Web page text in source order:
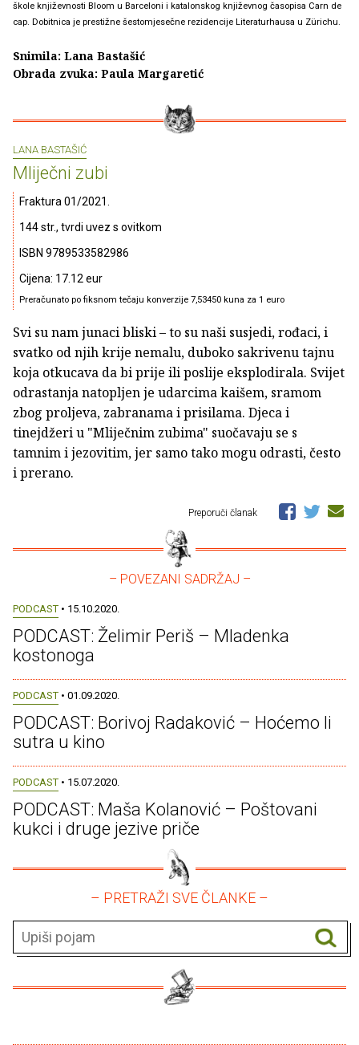
škole književnosti Bloom u Barceloni i katalonskog književnog časopisa Carn de
cap. Dobitnica je prestižne šestomjesečne rezidencije Literaturhausa u Zürichu.
Snimila: Lana Bastašić
Obrada zvuka: Paula Margaretić
LANA BASTAŠIĆ
Mliječni zubi
Fraktura 01/2021.
144 str., tvrdi uvez s ovitkom
ISBN 9789533582986
Cijena: 17.12 eur
Preračunato po fiksnom tečaju konverzije 7,53450 kuna za 1 euro
Svi su nam junaci bliski – to su naši susjedi, rođaci, i
svatko od njih krije nemalu, duboko sakrivenu tajnu
koja otkucava da bi prije ili poslije eksplodirala. Svijet
odrastanja natopljen je udarcima kaišem, sramom
zbog proljeva, zabranama i prisilama. Djeca i
tinejdžeri u "Mliječnim zubima" suočavaju se s
tamnim i jezovitim, jer samo tako mogu odrasti, često
i prerano.
Preporuči članak
– POVEZANI SADRŽAJ –
PODCAST • 15.10.2020.
PODCAST: Želimir Periš – Mladenka
kostonoga
PODCAST • 01.09.2020.
PODCAST: Borivoj Radaković – Hoćemo li
sutra u kino
PODCAST • 15.07.2020.
PODCAST: Maša Kolanović – Poštovani
kukci i druge jezive priče
– PRETRAŽI SVE ČLANKE –